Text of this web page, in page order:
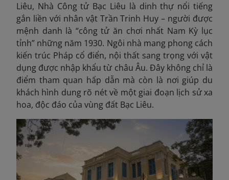
Liêu, Nhà Công tử Bạc Liêu là dinh thự nổi tiếng
gắn liền với nhân vật Trần Trinh Huy – người được
mệnh danh là “công tử ăn chơi nhất Nam Kỳ lục
tỉnh” những năm 1930. Ngôi nhà mang phong cách
kiến trúc Pháp cổ điển, nội thất sang trọng với vật
dụng được nhập khẩu từ châu Âu. Đây không chỉ là
điểm tham quan hấp dẫn mà còn là nơi giúp du
khách hình dung rõ nét về một giai đoạn lịch sử xa
hoa, độc đáo của vùng đất Bạc Liêu.